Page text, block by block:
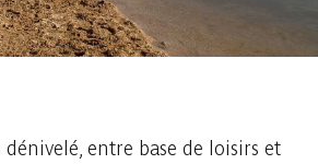
entre base de loisirs et